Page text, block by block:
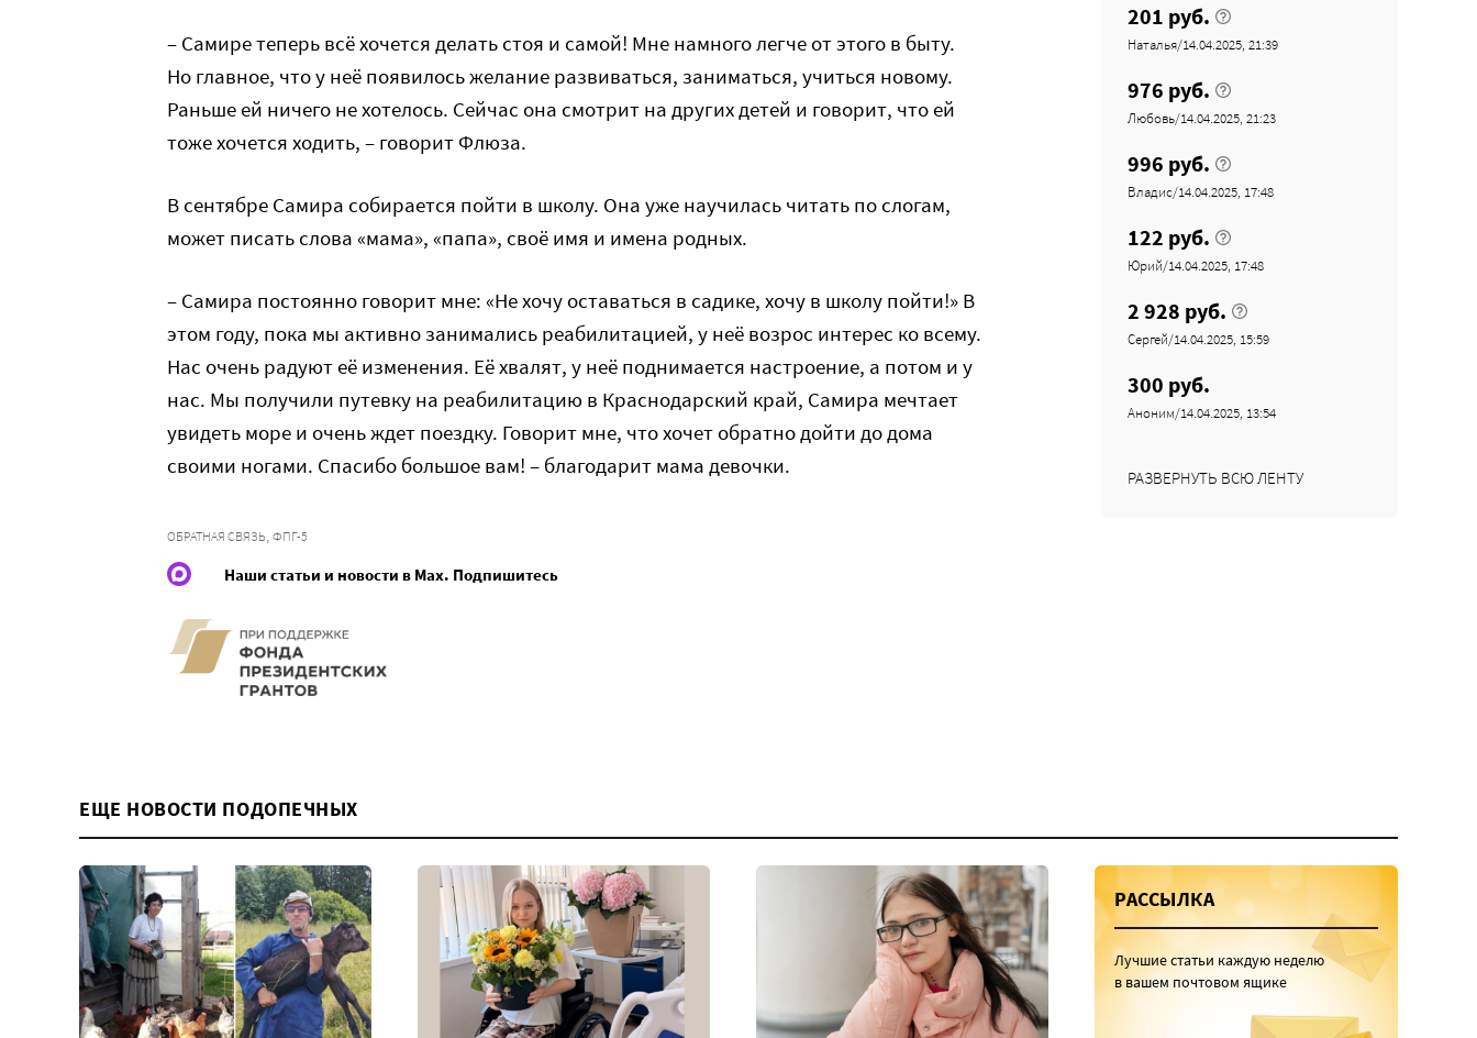
– Самире теперь всё хочется делать стоя и самой! Мне намного легче от этого в быту.
Но главное, что у неё появилось желание развиваться, заниматься, учиться новому.
Раньше ей ничего не хотелось. Сейчас она смотрит на других детей и говорит, что ей
тоже хочется ходить, – говорит Флюза.
В сентябре Самира собирается пойти в школу. Она уже научилась читать по слогам,
может писать слова «мама», «папа», своё имя и имена родных.
– Самира постоянно говорит мне: «Не хочу оставаться в садике, хочу в школу пойти!» В
этом году, пока мы активно занимались реабилитацией, у неё возрос интерес ко всему.
Нас очень радуют её изменения. Её хвалят, у неё поднимается настроение, а потом и у
нас. Мы получили путевку на реабилитацию в Краснодарский край, Самира мечтает
увидеть море и очень ждет поездку. Говорит мне, что хочет обратно дойти до дома
своими ногами. Спасибо большое вам! – благодарит мама девочки.
ОБРАТНАЯ СВЯЗЬ, ФПГ-5
Наши статьи и новости в Max. Подпишитесь
201 руб.
Наталья/14.04.2025, 21:39
976 руб.
Любовь/14.04.2025, 21:23
996 руб.
Владис/14.04.2025, 17:48
122 руб.
Юрий/14.04.2025, 17:48
2 928 руб.
Сергей/14.04.2025, 15:59
300 руб.
Аноним/14.04.2025, 13:54
РАЗВЕРНУТЬ ВСЮ ЛЕНТУ
ЕЩЕ НОВОСТИ ПОДОПЕЧНЫХ
РАССЫЛКА
Лучшие статьи каждую неделю
в вашем почтовом ящике